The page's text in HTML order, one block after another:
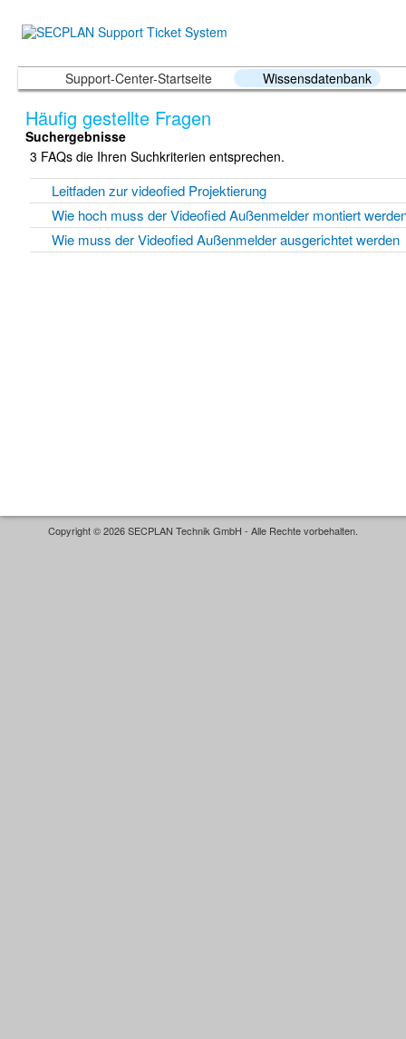
Support-Center-Startseite Wissensdatenbank
Häufig gestellte Fragen
Suchergebnisse
3 FAQs die Ihren Suchkriterien entsprechen.
Leitfaden zur videofied Projektierung
Wie hoch muss der Videofied Außenmelder montiert
Wie muss der Videofied Außenmelder ausgerichtet werden
Copyright © 2026 SECPLAN Technik GmbH - Alle Rechte vorbehalten.